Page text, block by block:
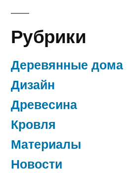
Рубрики
Деревянные дома
Дизайн
Древесина
Кровля
Материалы
Новости